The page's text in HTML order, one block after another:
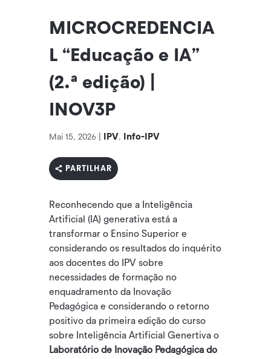
MICROCREDENCIA
L “Educação e IA”
(2.ª edição) |
INOV3P
Mai 15, 2026| IPV, Info-IPV
PARTILHAR
Reconhecendo que a Inteligência
Artificial (IA) generativa está a
transformar o Ensino Superior e
considerando os resultados do inquérito
aos docentes do IPV sobre
necessidades de formação no
enquadramento da Inovação
Pedagógica e considerando o retorno
positivo da primeira edição do curso
sobre Inteligência Artificial Genertiva o
Laboratório de Inovação Pedagógica do